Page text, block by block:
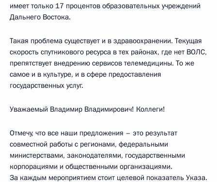
имеет только 17 процентов образовательных учреждений
Дальнего Востока.
Такая проблема существует и в здравоохранении. Текущая
скорость спутникового ресурса в тех районах, где нет ВОЛС,
препятствует внедрению сервисов телемедицины. То же
самое и в культуре, и в сфере предоставления
государственных услуг.
Уважаемый Владимир Владимирович! Коллеги!
Отмечу, что все наши предложения – это результат
совместной работы с регионами, федеральными
министерствами, законодателями, государственными
корпорациями и общественными организациями.
За каждым мероприятием стоит целевой показатель Указа.